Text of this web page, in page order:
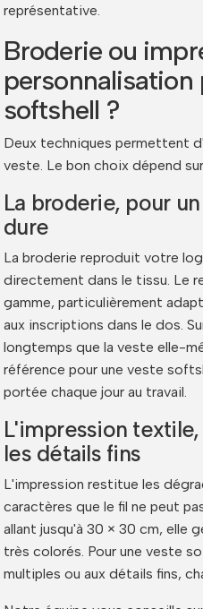
représentative.
Broderie ou
personnalisation
softshell ?
Deux techniques permettent
veste. Le bon choix dépend
La broderie, pour
dure
La broderie reproduit votre
directement dans le tissu. Le
gamme, particulièrement
aux inscriptions dans le dos.
longtemps que la veste elle-
référence pour une veste
portée chaque jour au travail.
L'impression
les détails fins
L'impression restitue les
caractères que le fil ne peut
allant jusqu'à 30 × 30 cm, elle
très colorés. Pour une veste
multiples ou aux détails fins,